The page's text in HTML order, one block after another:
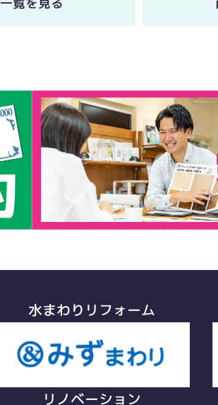
水まわりリフォーム
リノベーション